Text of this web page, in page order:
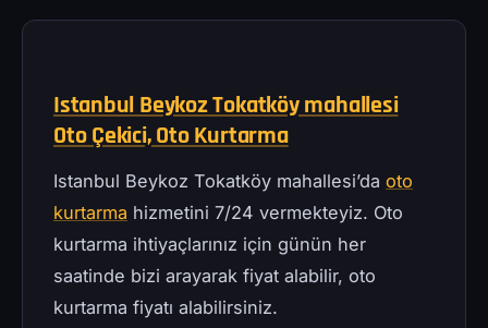
Istanbul Beykoz Tokatköy mahallesi
Oto Çekici, Oto Kurtarma
Istanbul Beykoz Tokatköy mahallesi’da oto
kurtarma hizmetini 7/24 vermekteyiz. Oto
kurtarma ihtiyaçlarınız için günün her
saatinde bizi arayarak fiyat alabilir, oto
kurtarma fiyatı alabilirsiniz.